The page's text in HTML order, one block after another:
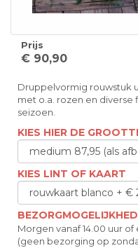
Prijs
€ 90,90
Druppelvormig rouwstuk
met o.a. rozen en
seizoen.
KIES HIER DE
KIES LINT OF KAART
Morgen vanaf 14.00 uur
(geen bezorging op